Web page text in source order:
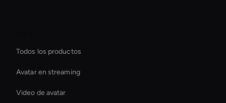
Todos los productos
Avatar en streaming
Video de avatar